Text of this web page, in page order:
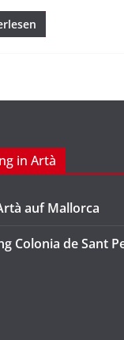
in Artà
auf Mallorca
Colonia de Sant